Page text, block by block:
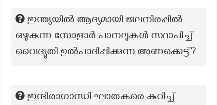
ഇന്ത്യയിൽ ആദ്യമായി ജലനിരപ്പിൽ
ഒഴുകുന്ന സോളാർ പാനലുകൾ സ്ഥാപിച്ച്
വൈദ്യുതി ഉൽപാദിപ്പിക്കുന്ന അണക്കെട്ട്?
ഇന്ദിരാഗാന്ധി ഘാതകരെ കുറിച്ച്